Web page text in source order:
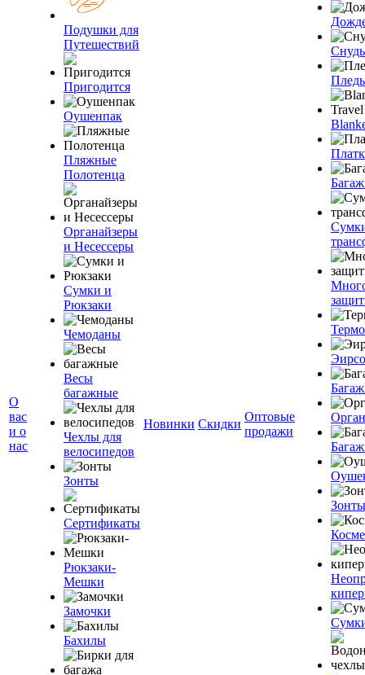
О
вас
и о
нас
Подушки для
Путешествий
Пригодится
Оушенпак
Пляжные
Полотенца
Органайзеры
и Несессеры
Сумки и
Рюкзаки
Чемоданы
Весы
багажные
Чехлы для
велосипедов
Зонты
Сертификаты
Рюкзаки-
Мешки
Замочки
Бахилы
Новинки Скидки
Оптовые
продажи
Зонты